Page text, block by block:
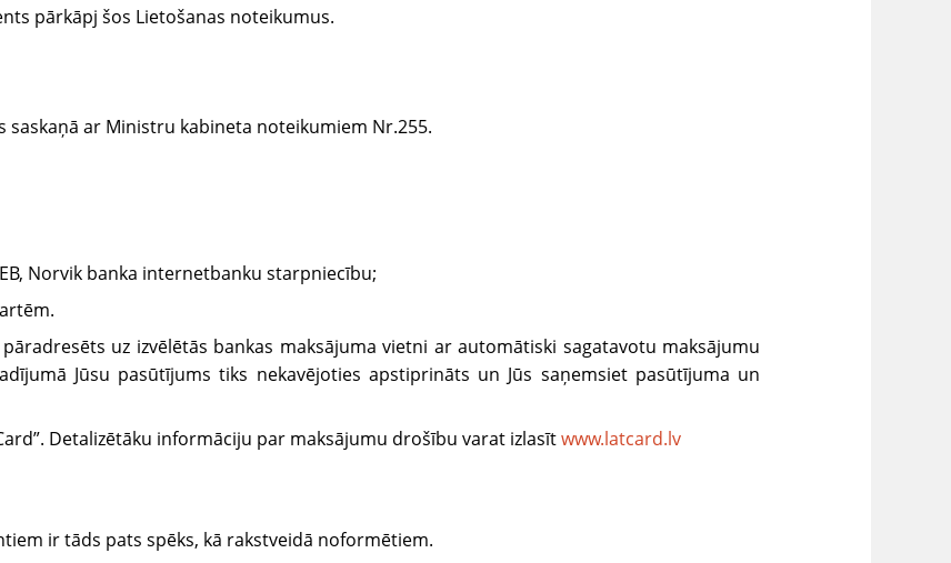
pārkāpj šos Lietošanas noteikumus.
ar Ministru kabineta noteikumiem Nr.255.
Norvik banka internetbanku starpniecību;
uz izvēlētās bankas maksājuma vietni ar automātiski sagatavotu maksājumu
Jūsu pasūtījums tiks nekavējoties apstiprināts un Jūs saņemsiet pasūtījuma un
Detalizētāku informāciju par maksājumu drošību varat izlasītwww.latcard.lv
ir tāds pats spēks, kā rakstveidā noformētiem.